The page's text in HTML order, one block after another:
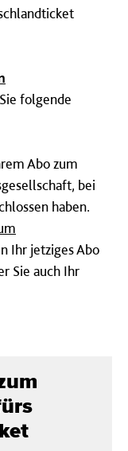
folgende
Abo zum
bei
haben.
Ihr jetziges Abo
Sie auch Ihr